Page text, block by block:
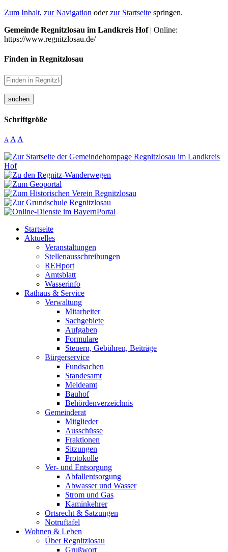
Zum Inhalt, zur Navigation oderzur Startseite springen.
Gemeinde Regnitzlosau im Landkreis Hof| Online:
https://www.regnitzlosau.de/
Finden in Regnitzlosau
suchen
Schriftgröße
A A A
Startseite
Aktuelles
Veranstaltungen
Stellenausschreibungen
REHport
Amtsblatt
Wasserinfo
Rathaus & Service
Verwaltung
Mitarbeiter
Sachgebiete
Aufgaben
Formulare
Steuern, Gebühren, Beiträge
Bürgerservice
Fundsachen
Standesamt
Meldeamt
Bauhof
Behördenverzeichnis
Gemeinderat
Mitglieder
Ausschüsse
Fraktionen
Sitzungen
Protokolle
Ver- und Entsorgung
Abfallentsorgung
Abwasser und Wasser
Strom und Gas
Kaminkehrer
Ortsrecht & Satzungen
Notruftafel
Wohnen & Leben
Über Regnitzlosau
Grußwort